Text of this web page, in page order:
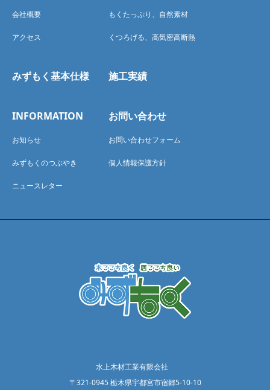
会社概要
アクセス
もくたっぷり、自然素材
くつろげる、高気密高断熱
みずもく基本仕様 施工実績
INFORMATION
お知らせ
みずもくのつぶやき
ニュースレター
お問い合わせ
お問い合わせフォーム
個人情報保護方針
水上木材工業有限会社
〒321-0945 栃木県宇都宮市宿郷5-10-10